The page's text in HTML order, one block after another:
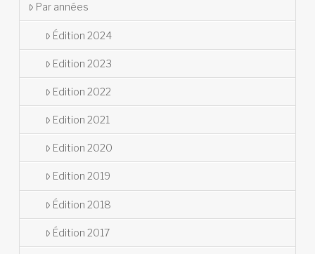
Par années
Édition 2024
Edition 2023
Edition 2022
Edition 2021
Edition 2020
Edition 2019
Édition 2018
Édition 2017